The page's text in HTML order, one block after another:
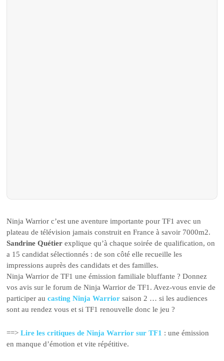
Ninja Warrior c’est une aventure importante pour TF1 avec un
plateau de télévision jamais construit en France à savoir 7000m2.
Sandrine Quétierexplique qu’à chaque soirée de qualification, on
a 15 candidat sélectionnés : de son côté elle recueille les
impressions auprès des candidats et des familles.
Ninja Warrior de TF1 une émission familiale bluffante ? Donnez
vos avis sur le forum de Ninja Warrior de TF1. Avez-vous envie de
participer aucasting Ninja Warrior saison 2 … si les audiences
sont au rendez vous et si TF1 renouvelle donc le jeu ?
==>Lire les critiques de Ninja Warrior sur TF1 : une émission
en manque d’émotion et vite répétitive.